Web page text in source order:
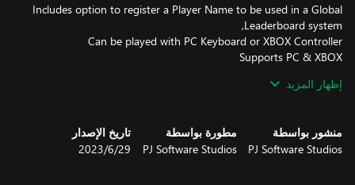
Includes option to register a Player Name to be used in a Global
إظهار المزيد
منشور بواسطة
PJ Software Studios
مطورة بواسطة
PJ Software Studios
تاريخ الإصدار
29‏/6‏/2023